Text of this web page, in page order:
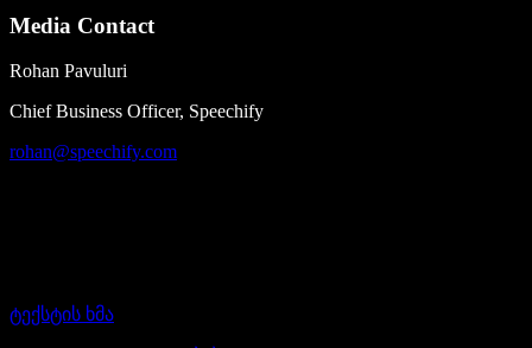
Media Contact
Rohan Pavuluri
Chief Business Officer, Speechify
rohan@speechify.com
ტექსტის ხმა